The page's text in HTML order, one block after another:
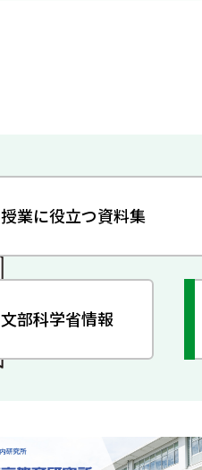
授業に役立つ資料集
文部科学省情報